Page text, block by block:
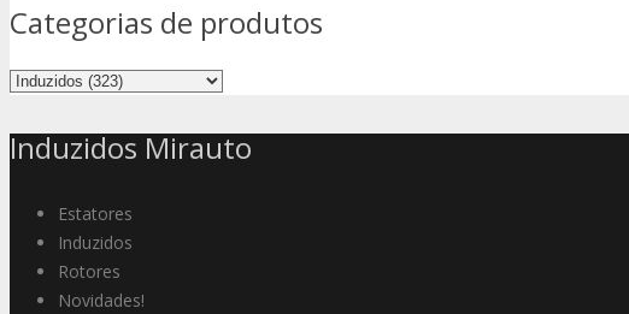
Categorias de produtos
Induzidos Mirauto
Estatores
Induzidos
Rotores
Novidades!